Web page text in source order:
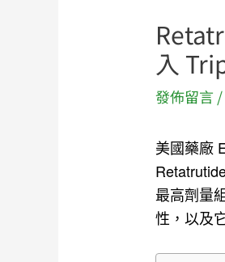
入
發佈留言 /
美國藥廠
最高劑量
性，以及